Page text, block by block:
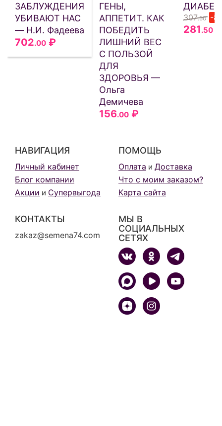
ЗАБЛУЖДЕНИЯ
УБИВАЮТ НАС
— Н.И. Фадеева
702.00 ₽
ГЕНЫ,
АППЕТИТ. КАК
ПОБЕДИТЬ
ЛИШНИЙ ВЕС
С ПОЛЬЗОЙ
ДЛЯ
ЗДОРОВЬЯ —
Ольга
Демичева
156.00 ₽
307.50 -
281.50
НАВИГАЦИЯ
Личный кабинет
Блог компании
Акции и Супервыгода
ПОМОЩЬ
Оплата и Доставка
Что с моим заказом?
Карта сайта
КОНТАКТЫ
zakaz@semena74.com
МЫ В
СОЦИАЛЬНЫХ
СЕТЯХ